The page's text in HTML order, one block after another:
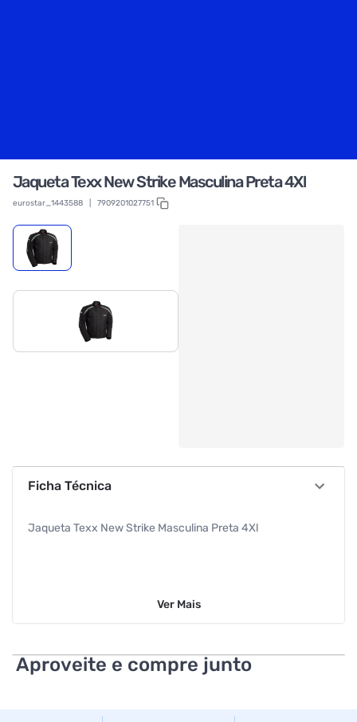
Jaqueta Texx New Strike Masculina Preta 4Xl
eurostar_1443588 7909201027751
Ficha Técnica
Jaqueta Texx New Strike Masculina Preta 4Xl
Ver Mais
Aproveite e compre junto